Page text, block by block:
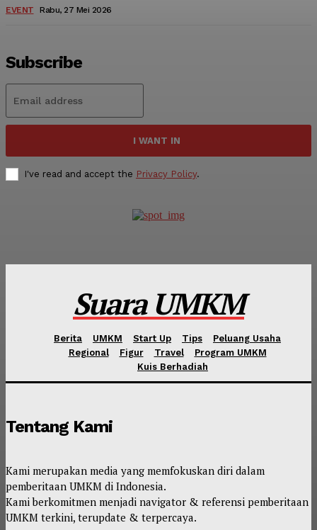
EVENT Rabu, 27 Mei 2026
Subscribe
I WANT IN
I've read and accept the Privacy Policy.
Suara UMKM
Berita UMKM Start Up Tips
Peluang Usaha
Regional
Figur Travel
Program UMKM
Kuis Berhadiah
Tentang Kami
Kami merupakan media yang memfokuskan diri dalam
pemberitaan UMKM di Indonesia.
Kami berkomitmen menjadi navigator & referensi pemberitaan
UMKM terkini, terupdate & terpercaya.